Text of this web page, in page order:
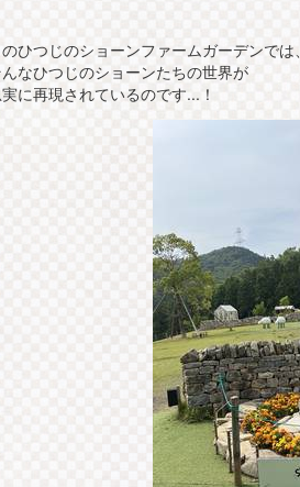
ひつじのショーンファームガーデンでは、
なひつじのショーンたちの世界が
に再現されているのです...！